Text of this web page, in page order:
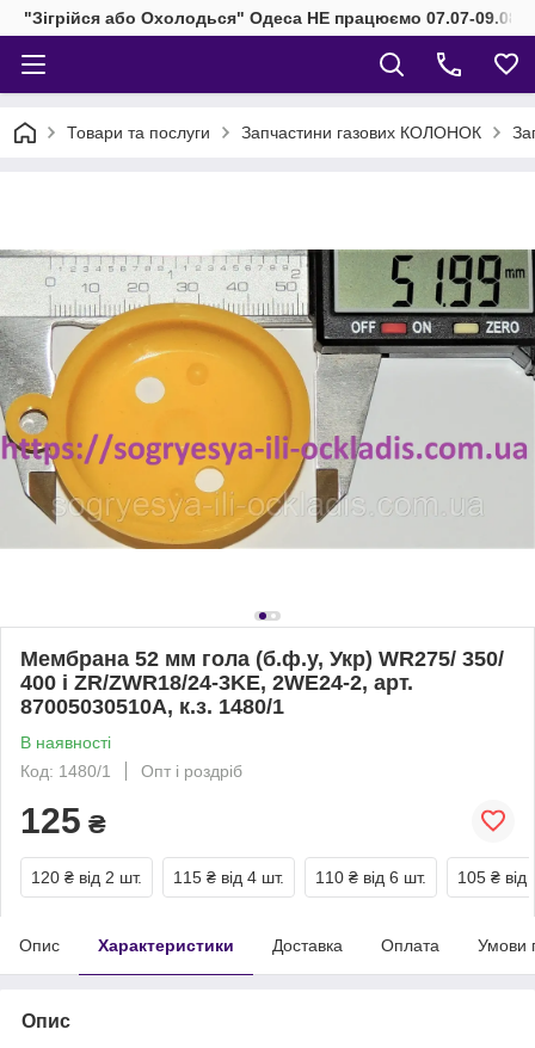
"Зігрійся або Охолодься" Одеса НЕ працюємо 07.07-
Товари та послуги Запчастини газових КОЛОНОК
Мембрана 52 мм гола (б.ф.у, Укр) WR275/ 350/
400 і ZR/ZWR18/24-3KЕ, 2WE24-2, арт.
87005030510А, к.з. 1480/1
В наявності
Код: 1480/1
Опт і роздріб
125 ₴
120 ₴ від 2 шт. 115 ₴ від 4 шт. 110 ₴ від 6 шт. 105 ₴ від
Опис Характеристики Доставка Оплата Умови
Опис